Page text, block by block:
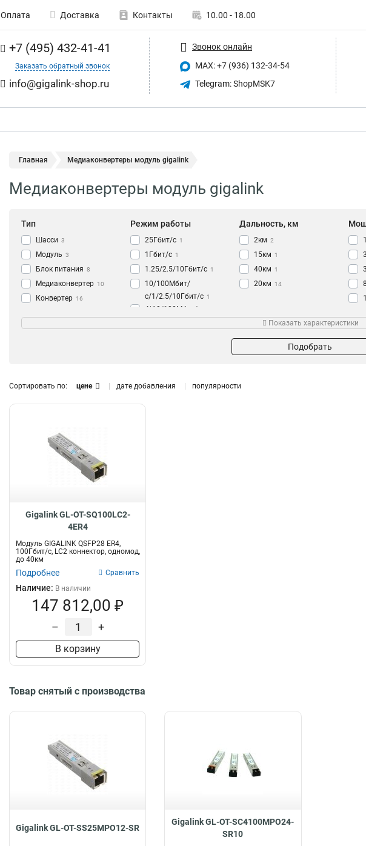
Оплата Доставка Контакты 10.00 - 18.00
+7 (495) 432-41-41
Заказать обратный звонок
info@gigalink-shop.ru
Звонок онлайн
MAX: +7 (936) 132-34-54
Telegram: ShopMSK7
Главная Медиаконвертеры модуль gigalink
Медиаконвертеры модуль gigalink
Тип
Шасси 3
Модуль 3
Блок питания 8
Медиаконвертер 10
Конвертер 16
Режим работы
25Гбит/c 1
1Гбит/c 1
1.25/2.5/10Гбит/с 1
10/100Мбит/
с/1/2.5/10Гбит/с 1
4*10/100Мбит/c
10/100/1000Мбит/с
Дальность, км
2км 2
15км 1
40км 1
20км 14
UTP-BNC 2
SFP+ 1
SFP 1
850нм 2 52В 3
Тип соединителя
WDM 16
1
Показать характеристики
Подобрать
Сортировать по: цене дате добавления популярности
Gigalink GL-OT-SQ100LC2-
4ER4
Модуль GIGALINK QSFP28 ER4,
100Гбит/c, LC2 коннектор, одномод,
до 40км
Подробнее Сравнить
Наличие: В наличии
147 812,00 ₽
– +
В корзину
Товар снятый с производства
Gigalink GL-OT-SS25MPO12-SR
Gigalink GL-OT-SC4100MPO24-
SR10